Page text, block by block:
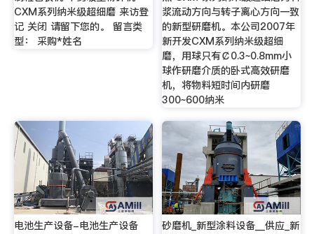
CXM系列纳米级超细磨 来访登
记 关闭 请留下您的。 留言类
型： 采购*姓名
浆流动方向与转子离心方向一致
的新型研磨机。本公司2007年
新开发CXM系列纳米级超细
磨，用球只有￠0.3~0.8mm小
球作研磨介质的卧式高效研磨
机，将物料短时间内研磨
300~600纳米
电池生产设备-电池生产设备
砂磨机_新型涂料设备__供应_新